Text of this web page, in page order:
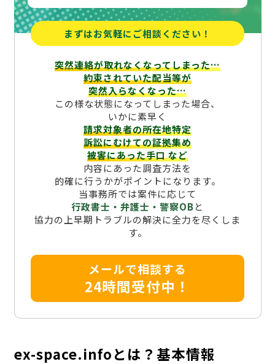
まずはお気軽にご相談ください！
突然連絡が取れなくなってしまった…
約束されていた配当等が
突然入らなくなった…
この様な状態になってしまった場合、
いかに素早く
請求対象者の所在地特定
訴訟にむけての証拠集め
被害にあった手口など
内容にあった調査方法を
的確に行うかがポイントになります。
当事務所では案件に応じて
行政書士・弁護士・警察OBと
協力の上早期トラブルの解決に全力を尽くしま
す。
メールで相談する
24時間受付中！
ex-space.infoとは？基本情報